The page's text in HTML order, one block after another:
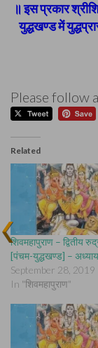
॥ इस प्रकार
युद्धखण्ड में
Please follow
Related
शिवमहापुराण – द्वितीय
[पंचम-युद्धखण्ड] –
September 28, 2019
In "शिवमहापुराण"